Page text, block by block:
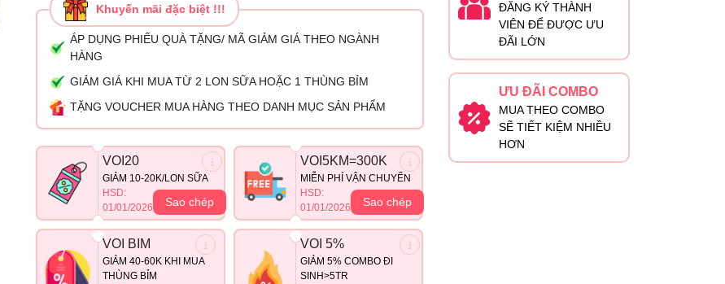
Khuyến mãi đặc biệt !!!
ÁP DỤNG PHIẾU QUÀ TẶNG/ MÃ GIẢM GIÁ THEO NGÀNH
HÀNG
GIẢM GIÁ KHI MUA TỪ 2 LON SỮA HOẶC 1 THÙNG BỈM
TẶNG VOUCHER MUA HÀNG THEO DANH MỤC SẢN PHẨM
VOI20
GIẢM 10-20K/LON SỮA
HSD:
01/01/2026
Sao chép
VOI5KM=300K
MIỄN PHÍ VẬN CHUYỂN
HSD:
01/01/2026
Sao chép
VOI BIM
GIẢM 40-60K KHI MUA
THÙNG BỈM
VOI 5%
GIẢM 5% COMBO ĐI
SINH>5TR
ĐĂNG KÝ THÀNH
VIÊN ĐỂ ĐƯỢC ƯU
ĐÃI LỚN
ƯU ĐÃI COMBO
MUA THEO COMBO
SẼ TIẾT KIỆM NHIỀU
HƠN